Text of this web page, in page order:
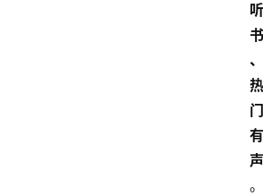
听
书
、
热
门
有
声
。